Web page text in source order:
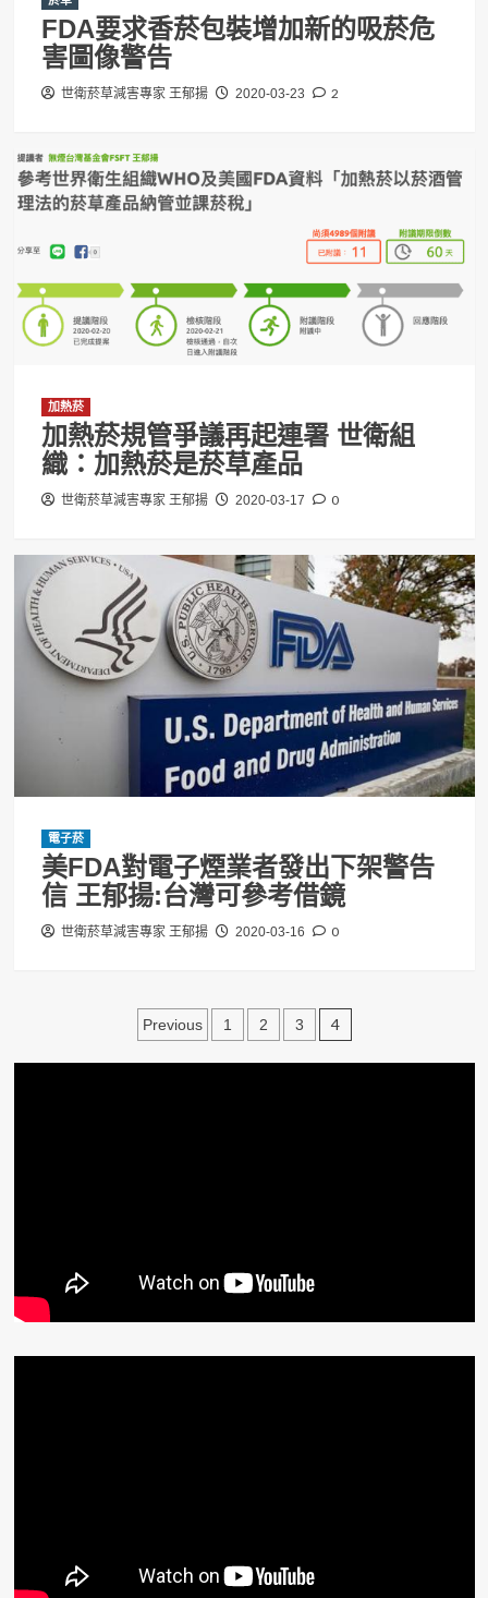
FDA要求香菸包裝增加新的吸菸危
害圖像警告
世衛菸草減害專家 王郁揚 2020-03-23 2
加熱菸
加熱菸規管爭議再起連署 世衛組
織：加熱菸是菸草產品
世衛菸草減害專家 王郁揚 2020-03-17 0
電子菸
美FDA對電子煙業者發出下架警告
信 王郁揚:台灣可參考借鏡
世衛菸草減害專家 王郁揚 2020-03-16 0
文
章
Previous 1 2 3 4